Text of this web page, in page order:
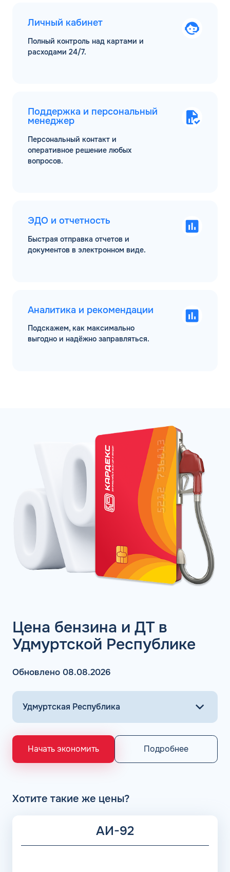
Личный кабинет
Полный контроль над картами и
расходами 24/7.
Поддержка и персональный
менеджер
Персональный контакт и
оперативное решение любых
вопросов.
ЭДО и отчетность
Быстрая отправка отчетов и
документов в электронном виде.
Аналитика и рекомендации
Подскажем, как максимально
выгодно и надёжно заправляться.
Цена бензина и ДТ в
Удмуртской Республике
Обновлено 08.08.2026
Начать экономить Подробнее
Хотите такие же цены?
АИ-92